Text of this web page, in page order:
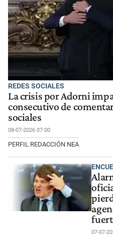
REDES SOCIALES
La crisis por Adorni
consecutivo de
sociales
08-07-2026 07:00
PERFIL REDACCIÓN NEA
07-07-